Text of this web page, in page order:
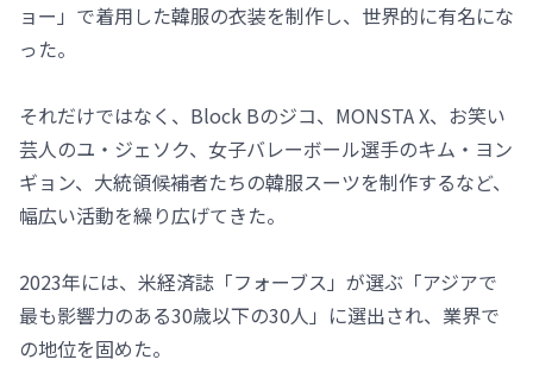
ョー」で着用した韓服の衣装を制作し、世界的に有名にな
った。
それだけではなく、Block Bのジコ、MONSTA X、お笑い
芸人のユ・ジェソク、女子バレーボール選手のキム・ヨン
ギョン、大統領候補者たちの韓服スーツを制作するなど、
幅広い活動を繰り広げてきた。
2023年には、米経済誌「フォーブス」が選ぶ「アジアで
最も影響力のある30歳以下の30人」に選出され、業界で
の地位を固めた。